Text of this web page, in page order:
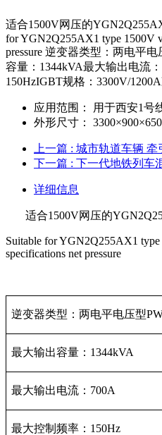
适合1500V网压的
for YGN2Q255AX1 type 1500V
pressure 逆变器类型：两电平
容量：1344kVA最大输出电流
150HzIGBT规格：3300V/
应用范围：
用于西安1号
外形尺寸：
上一篇 : 城市轨道车辆 牵
下一篇 : 下一代地铁列车
详细信息
适合1500V网压的
Suitable for YGN2Q255AX1
specifications net pressure
逆变器类型：两电平电压型
最大输出容量：1344kVA
最大输出电流：700A
最大控制频率：150Hz